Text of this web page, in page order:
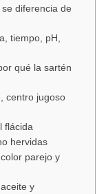
diferencia de
tiempo, pH,
qué la sartén
centro jugoso
flácida
hervidas
parejo y
y